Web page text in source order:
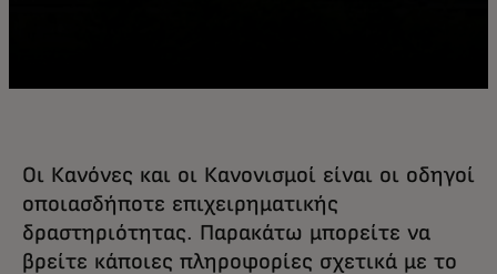
Οι Κανόνες και οι Κανονισμοί είναι οι οδηγοί
οποιασδήποτε επιχειρηματικής
δραστηριότητας. Παρακάτω μπορείτε να
βρείτε κάποιες πληροφορίες σχετικά με το